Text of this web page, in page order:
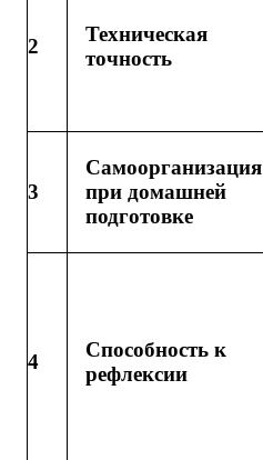
2
Техническая
точность
3
Самоорганизация
при домашней
подготовке
4
Способность к
рефлексии